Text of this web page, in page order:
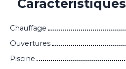
Caractéristiques
Chauffage
Ouvertures
Piscine